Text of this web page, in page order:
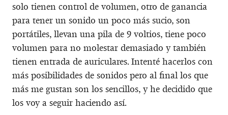
solo tienen control de volumen, otro de ganancia
para tener un sonido un poco más sucio, son
portátiles, llevan una pila de 9 voltios, tiene poco
volumen para no molestar demasiado y también
tienen entrada de auriculares. Intenté hacerlos con
más posibilidades de sonidos pero al final los que
más me gustan son los sencillos, y he decidido que
los voy a seguir haciendo así.